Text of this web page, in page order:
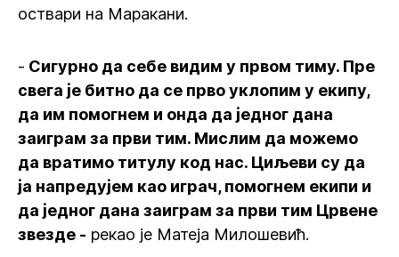
оствари на Маракани.
- Сигурно да себе видим у првом тиму. Пре
свега је битно да се прво уклопим у екипу,
да им помогнем и онда да једног дана
заиграм за први тим. Мислим да можемо
да вратимо титулу код нас. Циљеви су да
ја напредујем као играч, помогнем екипи и
да једног дана заиграм за први тим Црвене
звезде - рекао је Матеја Милошевић.